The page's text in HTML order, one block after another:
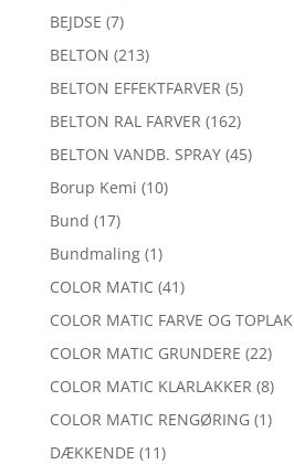
BEJDSE (7)
BELTON (213)
BELTON EFFEKTFARVER (5)
BELTON RAL FARVER (162)
BELTON VANDB. SPRAY (45)
Borup Kemi (10)
Bund (17)
Bundmaling (1)
COLOR MATIC (41)
COLOR MATIC FARVE OG TOPLAK
COLOR MATIC GRUNDERE (22)
COLOR MATIC KLARLAKKER (8)
COLOR MATIC RENGØRING (1)
DÆKKENDE (11)